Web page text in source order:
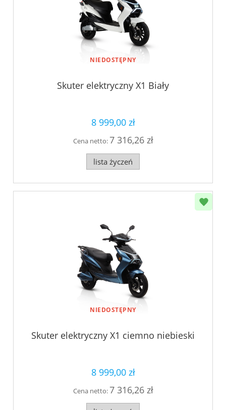
NIEDOSTĘPNY
Skuter elektryczny X1 Biały
8 999,00 zł
Cena netto:7 316,26 zł
lista życzeń
NIEDOSTĘPNY
Skuter elektryczny X1 ciemno niebieski
8 999,00 zł
Cena netto:7 316,26 zł